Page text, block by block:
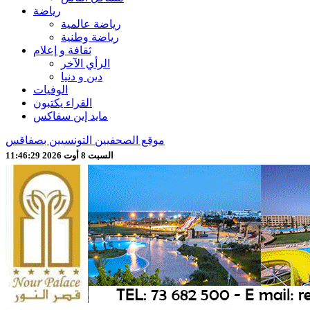
رياضة
رياضة عالمية
رياضة وطنية
ثقافة و إعلام
الرأي الآخر
دين و دنيا
الوفيات
القراء يكتبون
مايد إين سفاكس
موقع الصحفيين التونسيين بصفاقس
السبت 8 أوت 2026 11:46:31